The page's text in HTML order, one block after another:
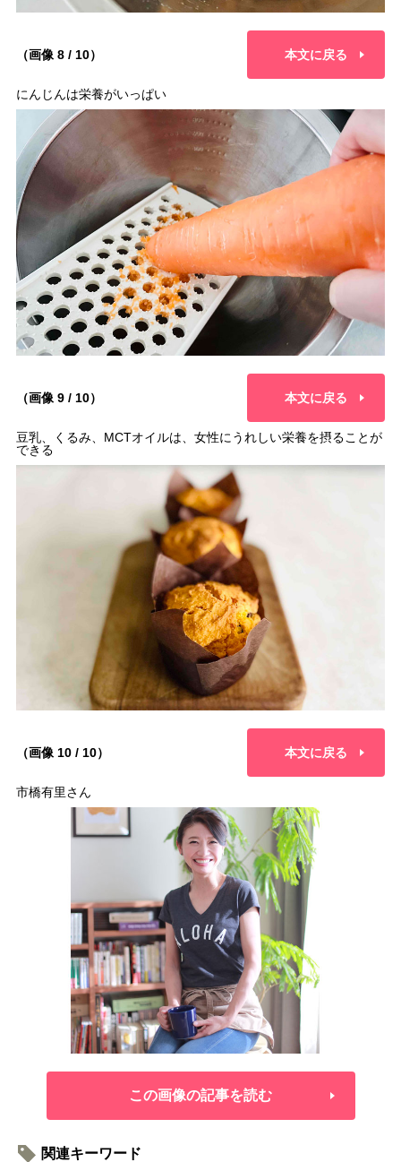
（画像 8 / 10） 本文に戻る
にんじんは栄養がいっぱい
（画像 9 / 10） 本文に戻る
豆乳、くるみ、MCTオイルは、女性にうれしい栄養を摂ることが
できる
（画像 10 / 10） 本文に戻る
市橋有里さん
この画像の記事を読む
関連キーワード